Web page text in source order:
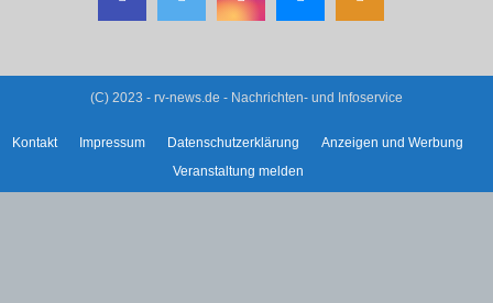
(C) 2023 - rv-news.de - Nachrichten- und Infoservice
Kontakt Impressum Datenschutzerklärung
Anzeigen und Werbung
Veranstaltung melden